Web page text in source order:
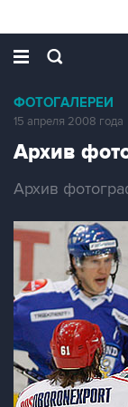
ФОТОГАЛЕРЕИ
15 апреля 2008 года
Архив
Архив